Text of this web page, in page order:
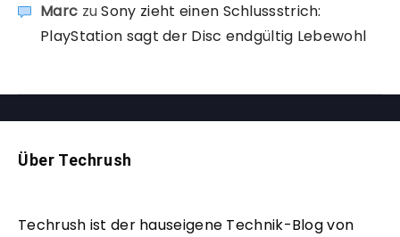
Marc zuSony zieht einen Schlussstrich:
PlayStation sagt der Disc endgültig Lebewohl
Über Techrush
Techrush ist der hauseigene Technik-Blog von